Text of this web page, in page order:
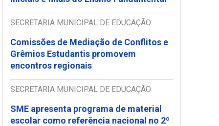
SECRETARIA MUNICIPAL DE EDUCAÇÃO
Comissões de Mediação de Conflitos e
Grêmios Estudantis promovem
encontros regionais
SECRETARIA MUNICIPAL DE EDUCAÇÃO
SME apresenta programa de material
escolar como referência nacional no 2º